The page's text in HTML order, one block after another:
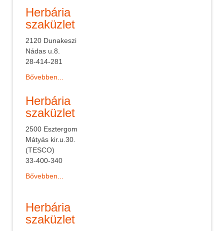
Herbária
szaküzlet
2120 Dunakeszi
Nádas u.8.
28-414-281
Bővebben...
Herbária
szaküzlet
2500 Esztergom
Mátyás kir.u.30.
(TESCO)
33-400-340
Bővebben...
Herbária
szaküzlet